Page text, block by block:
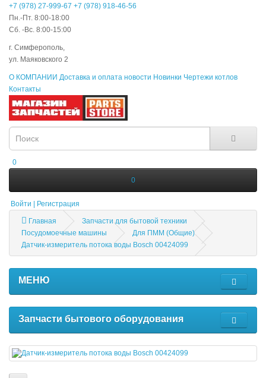
+7 (978) 27-999-67 +7 (978) 918-46-56
Пн.-Пт. 8:00-18:00
Сб. -Вс. 8:00-15:00
г. Симферополь,
ул. Маяковского 2
О КОМПАНИИ Доставка и оплата новости Новинки Чертежи котлов
Контакты
0
0
Войти | Регистрация
Главная
Запчасти для бытовой техники
Посудомоечные машины
Для ПММ (Общие)
Датчик-измеритель потока воды Bosch 00424099
МЕНЮ
Запчасти бытового оборудования